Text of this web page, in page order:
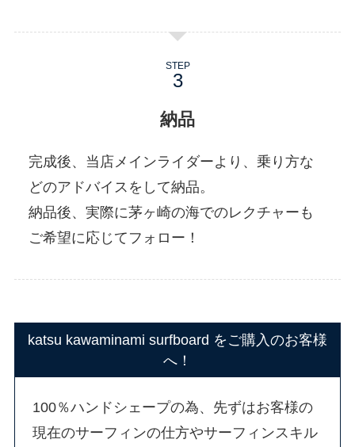
STEP
納品
完成後、当店メインライダーより、乗り方な
どのアドバイスをして納品。
納品後、実際に茅ヶ崎の海でのレクチャーも
ご希望に応じてフォロー！
katsu kawaminami surfboard をご購入のお客様
へ！
100％ハンドシェープの為、先ずはお客様の
現在のサーフィンの仕方やサーフィンスキル